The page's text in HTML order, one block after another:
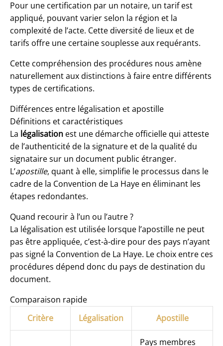
Pour une certification par un notaire, un tarif est
appliqué, pouvant varier selon la région et la
complexité de l’acte. Cette diversité de lieux et de
tarifs offre une certaine souplesse aux requérants.
Cette compréhension des procédures nous amène
naturellement aux distinctions à faire entre différents
types de certifications.
Différences entre légalisation et apostille
Définitions et caractéristiques
La légalisation est une démarche officielle qui atteste
de l’authenticité de la signature et de la qualité du
signataire sur un document public étranger.
L’apostille, quant à elle, simplifie le processus dans le
cadre de la Convention de La Haye en éliminant les
étapes redondantes.
Quand recourir à l’un ou l’autre ?
La légalisation est utilisée lorsque l’apostille ne peut
pas être appliquée, c’est-à-dire pour des pays n’ayant
pas signé la Convention de La Haye. Le choix entre ces
procédures dépend donc du pays de destination du
document.
Comparaison rapide
Critère
Légalisation Apostille
Pays membres